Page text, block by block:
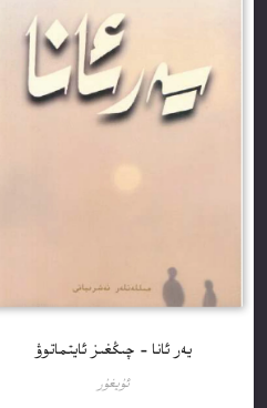
يەر ئانا – چىڭغىز ئايتماتوۋ
ئۇيغۇر